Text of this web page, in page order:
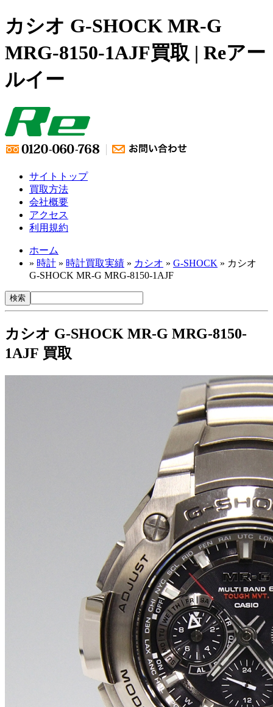
カシオ G-SHOCK MR-G
MRG-8150-1AJF買取 | Reアー
ルイー
サイトトップ
買取方法
会社概要
アクセス
利用規約
ホーム
» 時計 » 時計買取実績 » カシオ » G-SHOCK » カシオ
G-SHOCK MR-G MRG-8150-1AJF
カシオ G-SHOCK MR-G MRG-8150-
1AJF 買取